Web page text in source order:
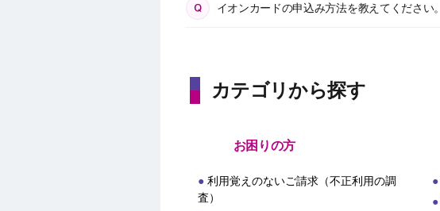
イオンカードの申込み方法を教えてください。
カテゴリから探す
お困りの方
利用覚えのないご請求（不正利用の調
査）